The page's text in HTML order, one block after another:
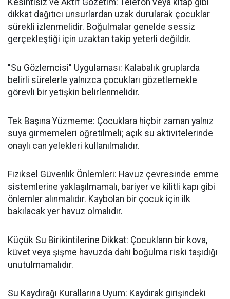
Kesintisiz ve Aktif Gözetim: Telefon veya kitap gibi
dikkat dağıtıcı unsurlardan uzak durularak çocuklar
sürekli izlenmelidir. Boğulmalar genelde sessiz
gerçekleştiği için uzaktan takip yeterli değildir.
"Su Gözlemcisi" Uygulaması: Kalabalık gruplarda
belirli sürelerle yalnızca çocukları gözetlemekle
görevli bir yetişkin belirlenmelidir.
Tek Başına Yüzmeme: Çocuklara hiçbir zaman yalnız
suya girmemeleri öğretilmeli; açık su aktivitelerinde
onaylı can yelekleri kullanılmalıdır.
Fiziksel Güvenlik Önlemleri: Havuz çevresinde emme
sistemlerine yaklaşılmamalı, bariyer ve kilitli kapı gibi
önlemler alınmalıdır. Kaybolan bir çocuk için ilk
bakılacak yer havuz olmalıdır.
Küçük Su Birikintilerine Dikkat: Çocukların bir kova,
küvet veya şişme havuzda dahi boğulma riski taşıdığı
unutulmamalıdır.
Su Kaydırağı Kurallarına Uyum: Kaydırak girişindeki